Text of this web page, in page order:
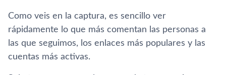
Como veis en la captura, es sencillo ver
rápidamente lo que más comentan las personas a
las que seguimos, los enlaces más populares y las
cuentas más activas.